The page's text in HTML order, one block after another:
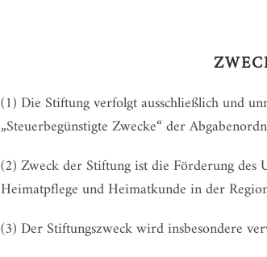
(1) Die Stiftung verfolgt ausschließlich und
„Steuerbegünstigte Zwecke“ der
(2) Zweck der Stiftung ist die Förderung des
Heimatpflege und Heimatkunde in der
(3) Der Stiftungszweck wird insbesondere